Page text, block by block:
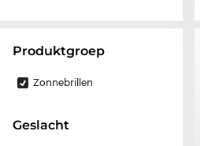
Produktgroep
Zonnebrillen
Geslacht